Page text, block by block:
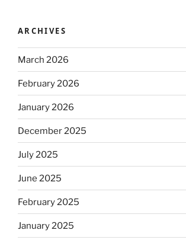
ARCHIVES
March 2026
February 2026
January 2026
December 2025
July 2025
June 2025
February 2025
January 2025